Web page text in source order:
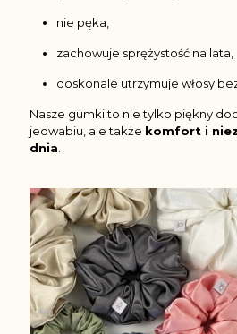
nie pęka,
zachowuje sprężystość na lata,
doskonale utrzymuje włosy
Nasze gumki to nie tylko piękny
jedwabiu, ale także komfort i
dnia